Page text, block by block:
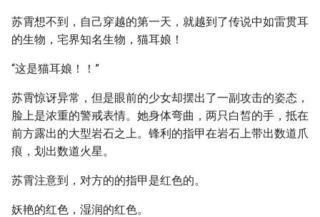
苏霄想不到，自己穿越的第一天，就越到了传说中如雷贯耳
的生物，宅界知名生物，猫耳娘！
“这是猫耳娘！！”
苏霄惊讶异常，但是眼前的少女却摆出了一副攻击的姿态，
脸上是浓重的警戒表情。她身体弯曲，两只白皙的手，抵在
前方露出的大型岩石之上。锋利的指甲在岩石上带出数道爪
痕，划出数道火星。
苏霄注意到，对方的的指甲是红色的。
妖艳的红色，湿润的红色。